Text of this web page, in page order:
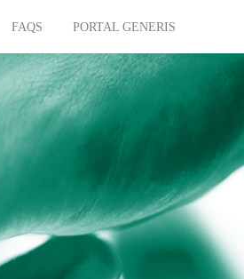
FAQS PORTAL GENERIS